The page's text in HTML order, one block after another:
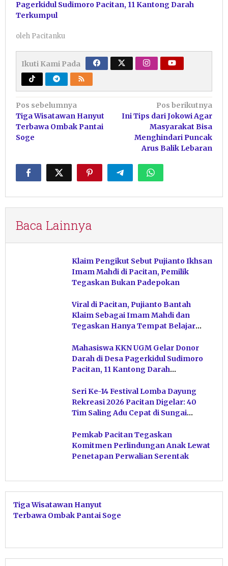
Pagerkidul Sudimoro Pacitan, 11 Kantong Darah
Terkumpul
oleh Pacitanku
Ikuti Kami Pada
Navigasi
pos
Pos sebelumnya
Tiga Wisatawan Hanyut
Terbawa Ombak Pantai
Soge
Pos berikutnya
Ini Tips dari Jokowi Agar
Masyarakat Bisa
Menghindari Puncak
Arus Balik Lebaran
Baca Lainnya
Klaim Pengikut Sebut Pujianto Ikhsan
Imam Mahdi di Pacitan, Pemilik
Tegaskan Bukan Padepokan
Viral di Pacitan, Pujianto Bantah
Klaim Sebagai Imam Mahdi dan
Tegaskan Hanya Tempat Belajar
Mahasiswa KKN UGM Gelar Donor
Darah di Desa Pagerkidul Sudimoro
Pacitan, 11 Kantong Darah
Seri Ke-14 Festival Lomba Dayung
Rekreasi 2026 Pacitan Digelar: 40
Tim Saling Adu Cepat di Sungai
Pemkab Pacitan Tegaskan
Komitmen Perlindungan Anak Lewat
Penetapan Perwalian Serentak
Tiga Wisatawan Hanyut
Terbawa Ombak Pantai Soge